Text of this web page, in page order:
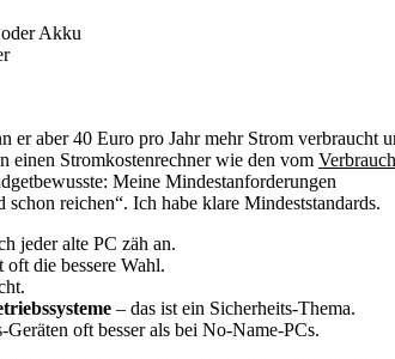
Akku
aber 40 Euro pro Jahr mehr Strom verbraucht
einen Stromkostenrechner wie den vom
Meine Mindestanforderungen
reichen“. Ich habe klare Mindeststandards.
jeder alte PC zäh an.
die bessere Wahl.
– das ist ein Sicherheits-Thema.
Geräten oft besser als bei No-Name-PCs.